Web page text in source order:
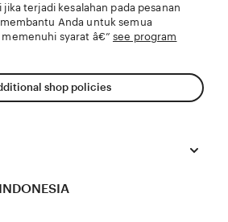
transaksi rahasia terbaik dan
kekinian.
terjadi kesalahan pada pesanan
Anda untuk semua
syarat â€”see program
shop policies